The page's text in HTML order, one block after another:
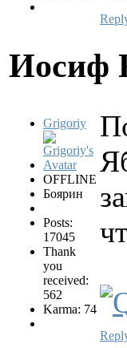
Иосиф
Grigoriy
OFFLINE
Боярин
Posts:
17045
Thank
you
received:
562
Karma: 74